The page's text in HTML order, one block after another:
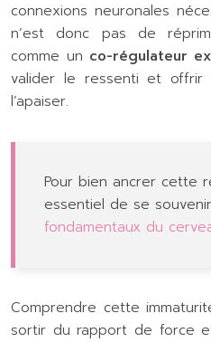
connexions neuronales
n’est donc pas de
comme un co-régulateur
valider le ressenti et offrir
l’apaiser.
Pour bien ancrer cette
essentiel de se
fondamentaux du
Comprendre cette
sortir du rapport de force